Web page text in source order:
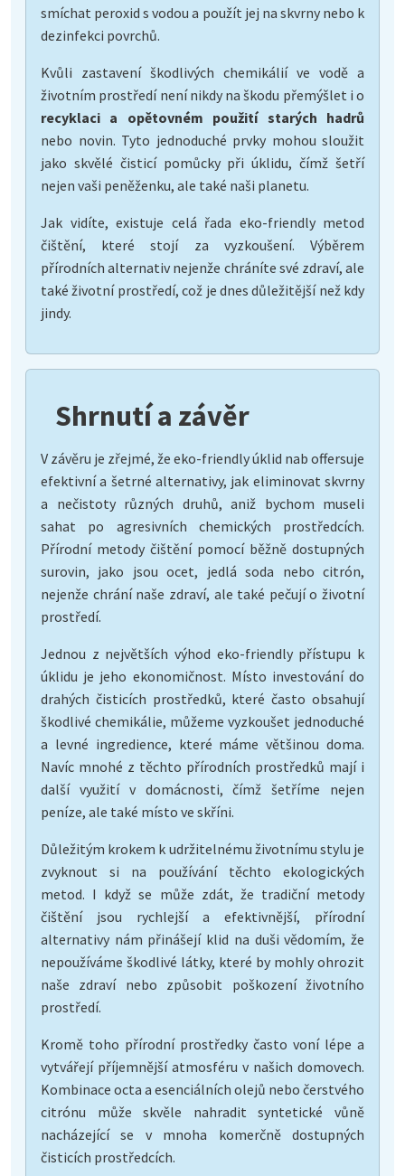
smíchat peroxid s vodou a použít jej na skvrny nebo k
dezinfekci povrchů.
Kvůli zastavení škodlivých chemikálií ve vodě a
životním prostředí není nikdy na škodu přemýšlet i o
recyklaci a opětovném použití starých hadrů
nebo novin. Tyto jednoduché prvky mohou sloužit
jako skvělé čisticí pomůcky při úklidu, čímž šetří
nejen vaši peněženku, ale také naši planetu.
Jak vidíte, existuje celá řada eko-friendly metod
čištění, které stojí za vyzkoušení. Výběrem
přírodních alternativ nejenže chráníte své zdraví, ale
také životní prostředí, což je dnes důležitější než kdy
jindy.
Shrnutí a závěr
V závěru je zřejmé, že eko-friendly úklid nab offersuje
efektivní a šetrné alternativy, jak eliminovat skvrny
a nečistoty různých druhů, aniž bychom museli
sahat po agresivních chemických prostředcích.
Přírodní metody čištění pomocí běžně dostupných
surovin, jako jsou ocet, jedlá soda nebo citrón,
nejenže chrání naše zdraví, ale také pečují o životní
prostředí.
Jednou z největších výhod eko-friendly přístupu k
úklidu je jeho ekonomičnost. Místo investování do
drahých čisticích prostředků, které často obsahují
škodlivé chemikálie, můžeme vyzkoušet jednoduché
a levné ingredience, které máme většinou doma.
Navíc mnohé z těchto přírodních prostředků mají i
další využití v domácnosti, čímž šetříme nejen
peníze, ale také místo ve skříni.
Důležitým krokem k udržitelnému životnímu stylu je
zvyknout si na používání těchto ekologických
metod. I když se může zdát, že tradiční metody
čištění jsou rychlejší a efektivnější, přírodní
alternativy nám přinášejí klid na duši vědomím, že
nepoužíváme škodlivé látky, které by mohly ohrozit
naše zdraví nebo způsobit poškození životního
prostředí.
Kromě toho přírodní prostředky často voní lépe a
vytvářejí příjemnější atmosféru v našich domovech.
Kombinace octa a esenciálních olejů nebo čerstvého
citrónu může skvěle nahradit syntetické vůně
nacházející se v mnoha komerčně dostupných
čisticích prostředcích.